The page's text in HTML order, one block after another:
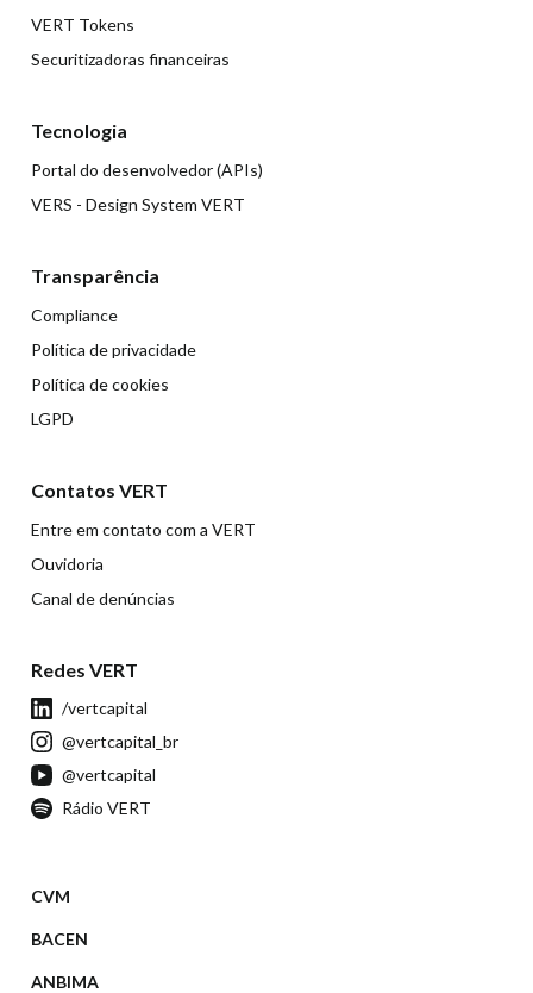
VERT Tokens
Securitizadoras financeiras
Tecnologia
Portal do desenvolvedor (APIs)
VERS - Design System VERT
Transparência
Compliance
Política de privacidade
Política de cookies
LGPD
Contatos VERT
Entre em contato com a VERT
Ouvidoria
Canal de denúncias
Redes VERT
/vertcapital
@vertcapital_br
@vertcapital
Rádio VERT
CVM
BACEN
ANBIMA